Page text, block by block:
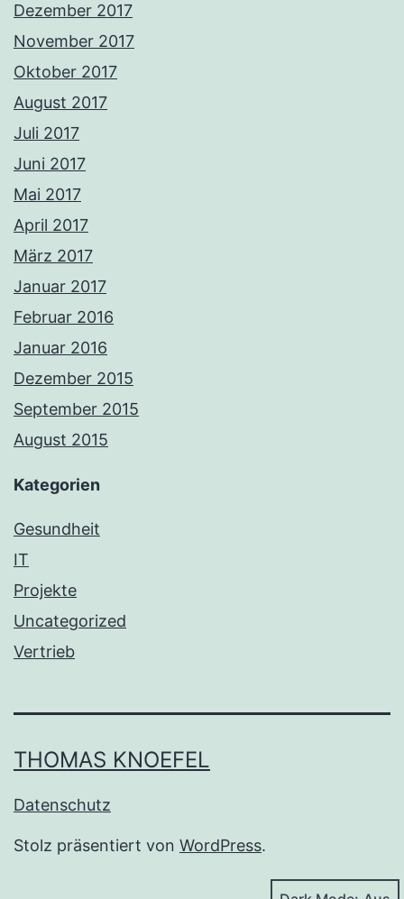
Dezember 2017
November 2017
Oktober 2017
August 2017
Juli 2017
Juni 2017
Mai 2017
April 2017
März 2017
Januar 2017
Februar 2016
Januar 2016
Dezember 2015
September 2015
August 2015
Kategorien
Gesundheit
IT
Projekte
Uncategorized
Vertrieb
THOMAS KNOEFEL
Datenschutz
Stolz präsentiert von WordPress.